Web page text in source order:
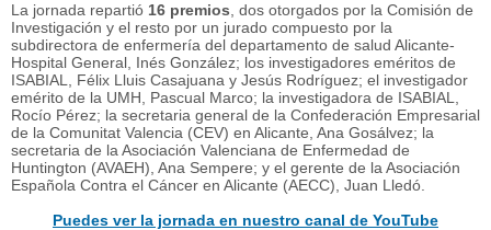
La jornada repartió 16 premios , dos otorgados por la Comisión de
Investigación y el resto por un jurado compuesto por la
subdirectora de enfermería del departamento de salud Alicante-
Hospital General, Inés González; los investigadores eméritos de
ISABIAL, Félix Lluis Casajuana y Jesús Rodríguez; el investigador
emérito de la UMH, Pascual Marco; la investigadora de ISABIAL,
Rocío Pérez; la secretaria general de la Confederación Empresarial
de la Comunitat Valencia (CEV) en Alicante, Ana Gosálvez; la
secretaria de la Asociación Valenciana de Enfermedad de
Huntington (AVAEH), Ana Sempere; y el gerente de la Asociación
Española Contra el Cáncer en Alicante (AECC), Juan Lledó.
Puedes ver la jornada en nuestro canal de YouTube